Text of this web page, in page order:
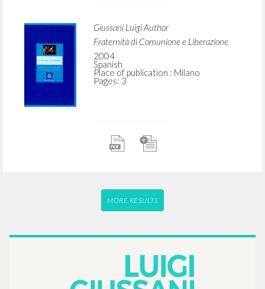
Giussani Luigi Author
Fraternità di Comunione e Liberazione
2004
Spanish
Place of publication : Milano
Pages: 3
MORE RESULTS